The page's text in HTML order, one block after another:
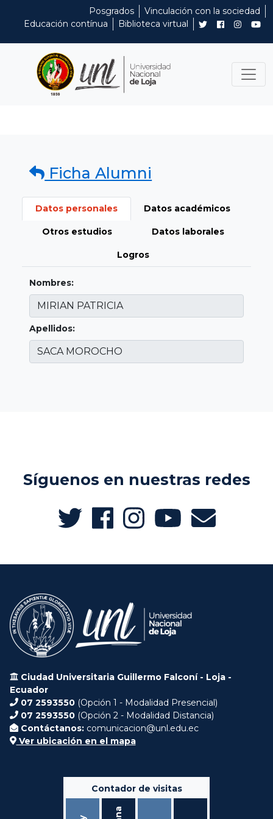
Posgrados
Vinculación con la sociedad
Educación contínua
Biblioteca virtual
Ficha Alumni
Datos personales Datos académicos
Otros estudios Datos laborales
Logros
Nombres:
Apellidos:
Síguenos en nuestras redes
Ciudad Universitaria Guillermo Falconí - Loja -
Ecuador
07 2593550 (Opción 1 - Modalidad Presencial)
07 2593550 (Opción 2 - Modalidad Distancia)
Contáctanos: comunicacion@unl.edu.ec
Ver ubicación en el mapa
Contador de visitas